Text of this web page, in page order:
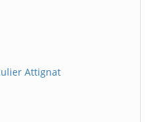
Attignat